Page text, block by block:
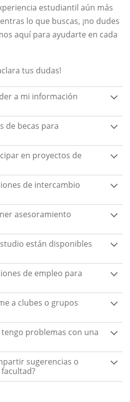
estudiantil aún más
lo que buscas, ¡no dudes
aquí para ayudarte en cada
tus dudas!
a mi información
de becas para
en proyectos de
de intercambio
asesoramiento
están disponibles
de empleo para
a clubes o grupos
tengo problemas con una
sugerencias o